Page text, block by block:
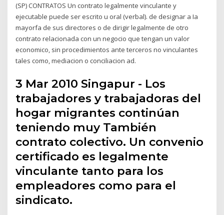
(SP) CONTRATOS Un contrato legalmente vinculante y
ejecutable puede ser escrito u oral (verbal). de designar a Ia
mayorfa de sus directores o de dirigir legalmente de otro
contrato relacionada con un negocio que tengan un valor
economico, sin procedimientos ante terceros no vinculantes
tales como, mediacion o conciliacion ad.
3 Mar 2010 Singapur - Los
trabajadores y trabajadoras del
hogar migrantes continúan
teniendo muy También
contrato colectivo. Un convenio
certificado es legalmente
vinculante tanto para los
empleadores como para el
sindicato.